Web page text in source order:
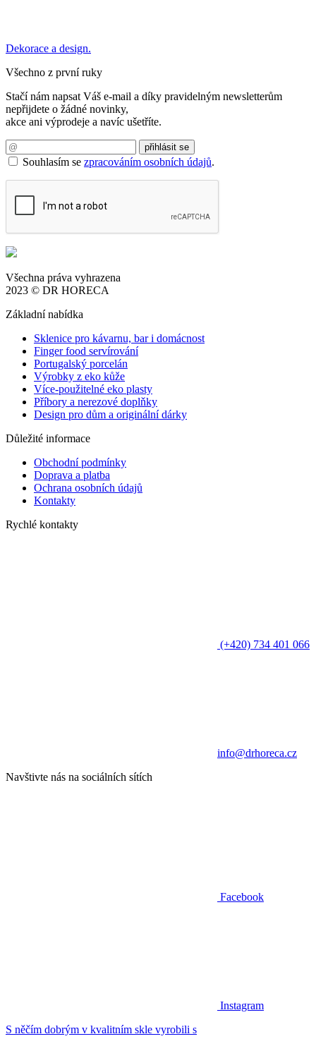
Dekorace a design.
Všechno z první ruky
Stačí nám napsat Váš e-mail a díky pravidelným newsletterům
nepřijdete o žádné novinky,
akce ani výprodeje a navíc ušetříte.
Souhlasím se zpracováním osobních údajů.
Všechna práva vyhrazena
2023 © DR HORECA
Základní nabídka
Sklenice pro kávarnu, bar i domácnost
Finger food servírování
Portugalský porcelán
Výrobky z eko kůže
Více-použitelné eko plasty
Příbory a nerezové doplňky
Design pro dům a originální dárky
Důležité informace
Obchodní podmínky
Doprava a platba
Ochrana osobních údajů
Kontakty
Rychlé kontakty
(+420) 734 401 066
info@drhoreca.cz
Navštivte nás na sociálních sítích
Facebook
Instagram
S něčím dobrým v kvalitním skle vyrobili s